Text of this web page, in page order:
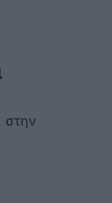
στην